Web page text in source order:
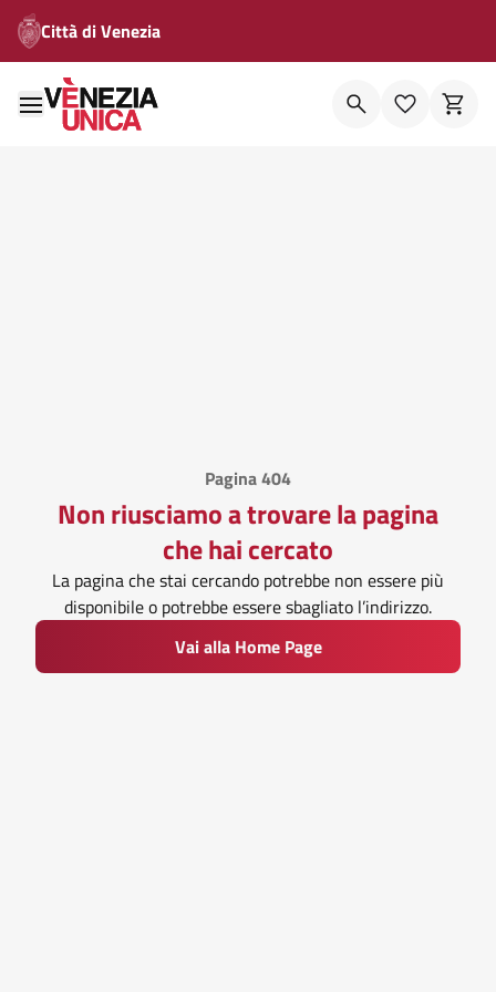
Città di Venezia
Pagina 404
Non riusciamo a trovare la pagina
che hai cercato
La pagina che stai cercando potrebbe non essere più
disponibile o potrebbe essere sbagliato l’indirizzo.
Vai alla Home Page